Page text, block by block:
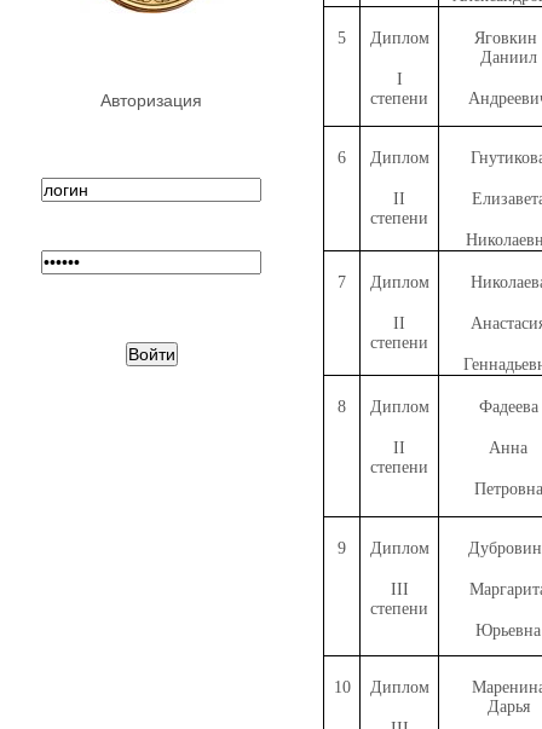
Авторизация
5 Диплом
I
степени
Яговкин
Даниил
6 Диплом
II
степени
7 Диплом
II
степени
8 Диплом
II
степени
Фадеева
Анна
Петровна
9 Диплом
III
степени
Юрьевна
10 Диплом
Дарья